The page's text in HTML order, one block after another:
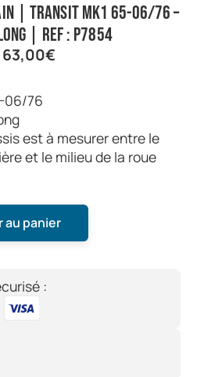
| Transit Mk1 65-06/76 –
| Ref : P7854
63,00€
06/76
est à mesurer entre le
et le milieu de la roue
au panier
: